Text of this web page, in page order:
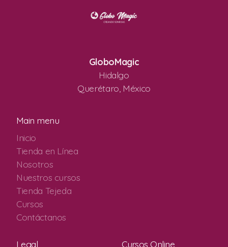
GloboMagic
Hidalgo
Querétaro, México
Main menu
Inicio
Tienda en Línea
Nosotros
Nuestros cursos
Tienda Tejeda
Cursos
Contáctanos
Legal Cursos Online